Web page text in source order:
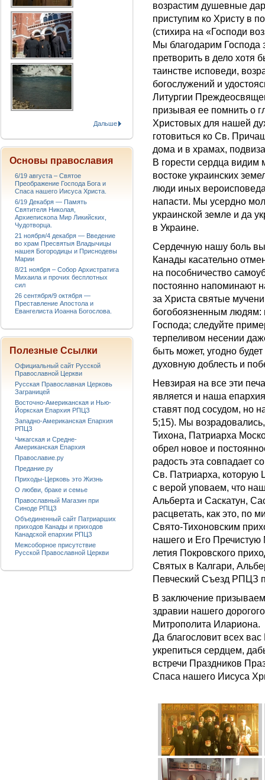
возрастим душевные
приступим ко Христу в
(стихира на «Господи
Мы благодарим Господа
претворить в дело хотя
таинстве исповеди,
богослужений и
Литургии
призывая ее помнить о
Христовых для нашей
готовиться ко Св.
дома и в храмах,
В горести сердца
востоке украинских
люди иных
напасти. Мы усердно
украинской земле и да
в Украине.
Сердечную нашу боль
Канады касательно
на пособничество
постоянно напоминают
за Христа святые
богобоязненным людям:
Господа; следуйте
терпеливом несении
быть может, угодно
духовную доблесть и
Невзирая на все эти
является и наша
ставят под сосудом, но
5;15). Мы
Тихона, Патриарха
обрел новое и
радость эта совпадает
Св. Патриарха, которую
с верой уповаем, что
Альберта и Саскатун,
расцветать, как это, по
Свято-Тихоновским
нашего и Его Пречистую
летия Покровского
Святых в Калгари,
Певческий Съезд РПЦЗ
В заключение
здравии нашего
Митрополита Илариона.
Да благословит всех
укрепиться сердцем,
встречи Праздников
Спаса нашего Иисуса
Дальше
Основы православия
6/19 августа – Святое
Преображение Господа Бога и
Спаса нашего Иисуса Христа.
6/19 Декабря — Память
Святителя Николая,
Архиепископа Мир Ликийских,
Чудотворца.
21 ноября/4 декабря — Введение
во храм Пресвятыя Владычицы
нашея Богородицы и Приснодевы
Марии
8/21 ноября – Собор Архистратига
Михаила и прочих бесплотных
сил
26 сентября/9 октября —
Преставление Апостола и
Евангелиста Иоанна Богослова.
Полезные Ссылки
Официальный сайт Русской
Православной Церкви
Русская Православная Церковь
Заграницей
Восточно-Американская и Нью-
Йоркская Епархия РПЦЗ
Западно-Американская Епархия
РПЦЗ
Чикагская и Средне-
Американская Епархия
Православие.ру
Предание.ру
Приходы-Церковь это Жизнь
О любви, браке и семье
Православный Магазин при
Синоде РПЦЗ
Объединенный сайт Патриарших
приходов Канады и приходов
Канадской епархии РПЦЗ
Межсоборное присутствие
Русской Православной Церкви